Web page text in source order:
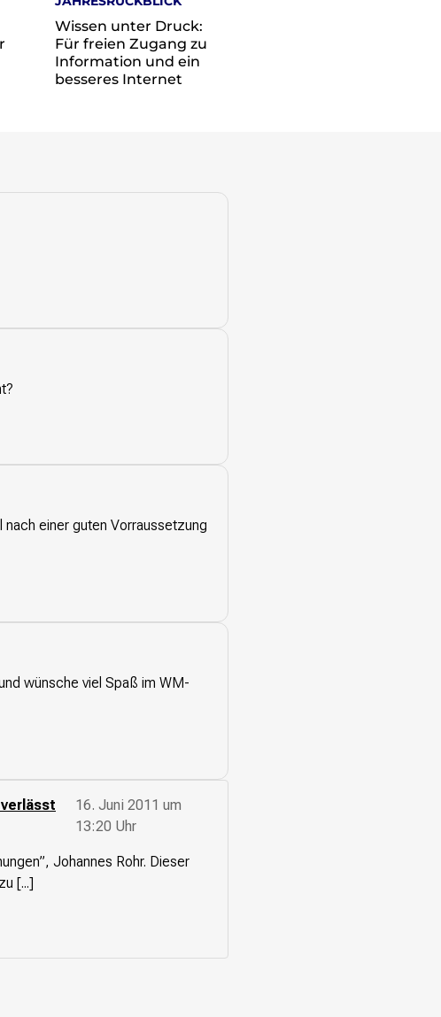
Wissen unter Druck:
Für freien Zugang zu
Information und ein
besseres Internet
einer guten Vorraussetzung
wünsche viel Spaß im WM-
16. Juni 2011 um
13:20 Uhr
Johannes Rohr. Dieser
[...]